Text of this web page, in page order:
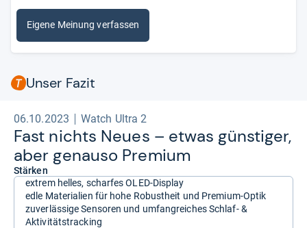
Eigene Meinung verfassen
Unser Fazit
06.10.2023 Watch Ultra 2
Fast nichts Neues – etwas güns­ti­ger,
aber genauso Pre­mium
Stärken
extrem helles, scharfes OLED-Display
edle Materialien für hohe Robustheit und Premium-Optik
zuverlässige Sensoren und umfangreiches Schlaf- &
Aktivitätstracking